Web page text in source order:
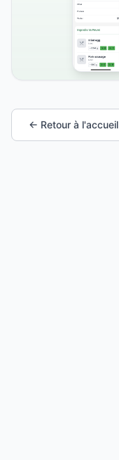
← Retour à l'accueil